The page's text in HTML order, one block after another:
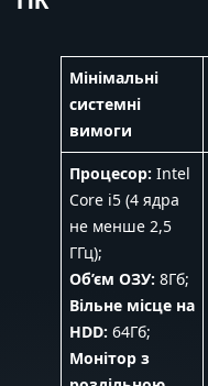
Мінімальні
системні
вимоги
Процесор: Intel
Core i5 (4 ядра
не менше 2,5
ГГц);
Об’єм ОЗУ: 8Гб;
Вільне місце на
HDD: 64Гб;
Монітор з